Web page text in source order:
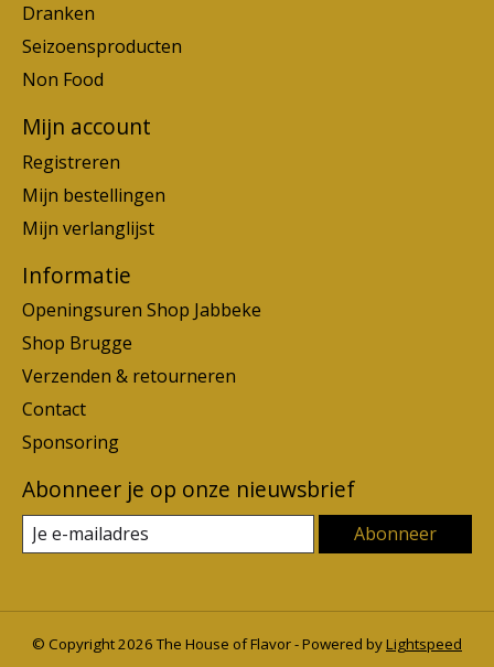
Dranken
Seizoensproducten
Non Food
Mijn account
Registreren
Mijn bestellingen
Mijn verlanglijst
Informatie
Openingsuren Shop Jabbeke
Shop Brugge
Verzenden & retourneren
Contact
Sponsoring
Abonneer je op onze nieuwsbrief
Abonneer
© Copyright 2026 The House of Flavor - Powered byLightspeed